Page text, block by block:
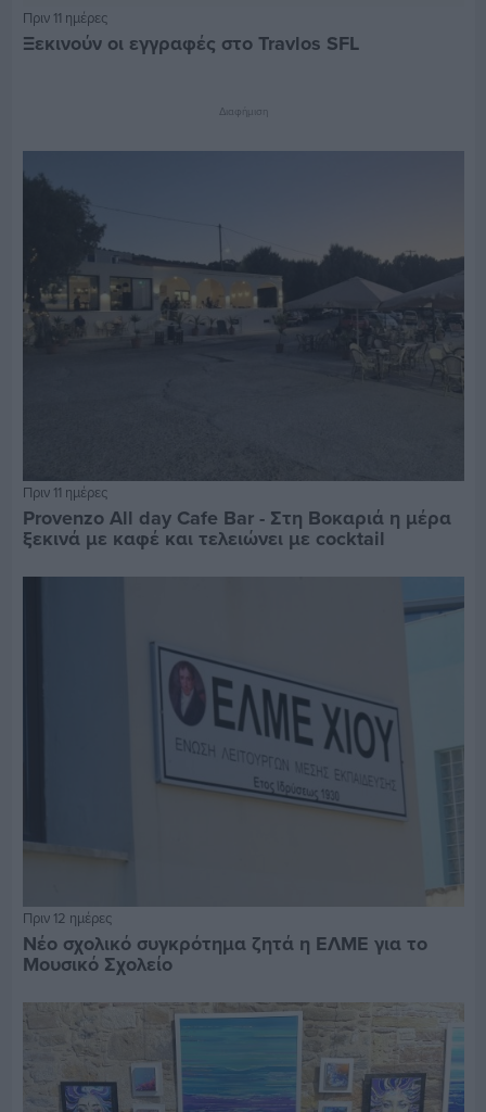
Πριν 11 ημέρες
Ξεκινούν οι εγγραφές στο Travlos SFL
Διαφήμιση
Πριν 11 ημέρες
Provenzo All day Cafe Bar - Στη Βοκαριά η μέρα
ξεκινά με καφέ και τελειώνει με cocktail
Πριν 12 ημέρες
Νέο σχολικό συγκρότημα ζητά η ΕΛΜΕ για το
Μουσικό Σχολείο